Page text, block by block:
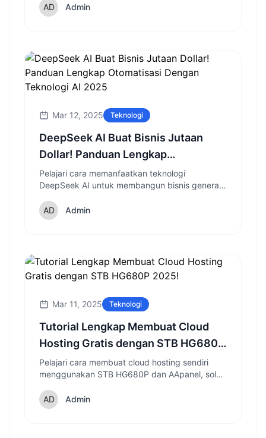
sentuhan kecerdasan buatan modern.
Admin
Mar 12, 2025 Teknologi
DeepSeek AI Buat Bisnis Jutaan
Dollar! Panduan Lengkap
Otomatisasi Dengan Teknologi AI
2025
Pelajari cara memanfaatkan teknologi
DeepSeek AI untuk membangun bisnis generasi
panduan lengkap strategi konversi tinggi.
Admin
Mar 11, 2025 Teknologi
Tutorial Lengkap Membuat Cloud
Hosting Gratis dengan STB HG680P
2025!
Pelajari cara membuat cloud hosting sendiri
menggunakan STB HG680P dan AApanel, solusi
24 jam nonstop.
Admin